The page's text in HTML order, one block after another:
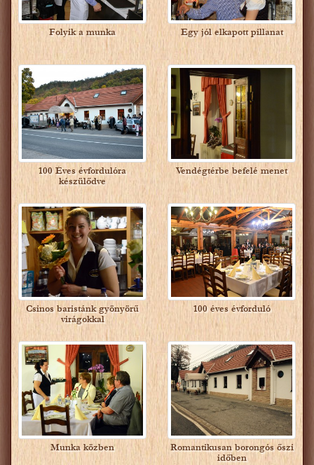
Folyik a munka Egy jól elkapott pillanat
100 Éves évfordulóra
készülődve
Vendégtérbe befelé menet
Csinos baristánk gyönyörű
virágokkal
100 éves évforduló
Munka közben
Romantikusan borongós őszi
időben